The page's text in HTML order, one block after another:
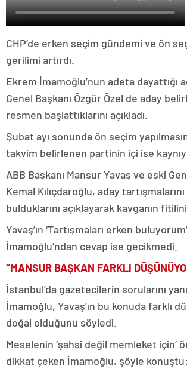
CHP’de erken seçim gündemi ve ön
gerilimi artırdı.
Ekrem İmamoğlu’nun adeta dayattığı
Genel Başkanı Özgür Özel de aday
resmen başlattıklarını açıkladı.
Şubat ayı sonunda ön seçim
takvim belirlenen partinin içi ise
ABB Başkanı Mansur Yavaş ve eski
Kemal Kılıçdaroğlu, aday
bulduklarını açıklayarak kavganın
Yavaş’ın ‘Tartışmaları erken buluyorum’
İmamoğlu’ndan cevap ise gecikmedi.
“MANSUR BAŞKAN FARKLI
İstanbul’da gazetecilerin sorularını
İmamoğlu, Yavaş’ın bu konuda farklı
doğal olduğunu söyledi.
Meselenin ‘şahsi değil memleket için’
dikkat çeken İmamoğlu, şöyle konuştu: